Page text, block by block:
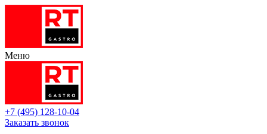
Меню
+7 (495) 128-10-04
Заказать звонок